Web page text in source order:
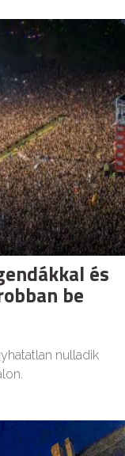
és
be
nulladik